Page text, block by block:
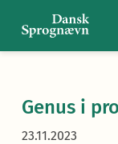
Genus i
23.11.2023